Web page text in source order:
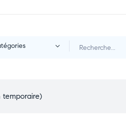
temporaire)